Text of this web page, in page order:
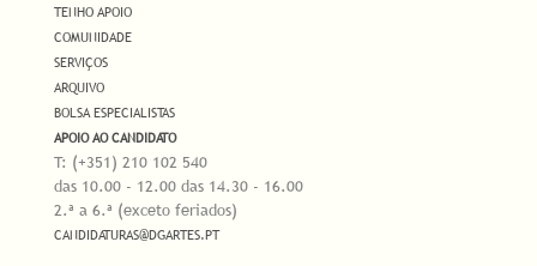
TENHO APOIO
COMUNIDADE
SERVIÇOS
ARQUIVO
BOLSA ESPECIALISTAS
APOIO AO CANDIDATO
T: (+351) 210 102 540
das 10.00 - 12.00 das 14.30 - 16.00
2.ª a 6.ª (exceto feriados)
CANDIDATURAS@DGARTES.PT